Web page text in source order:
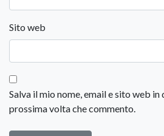
Sito web
Salva il mio nome, email e sito web
prossima volta che commento.